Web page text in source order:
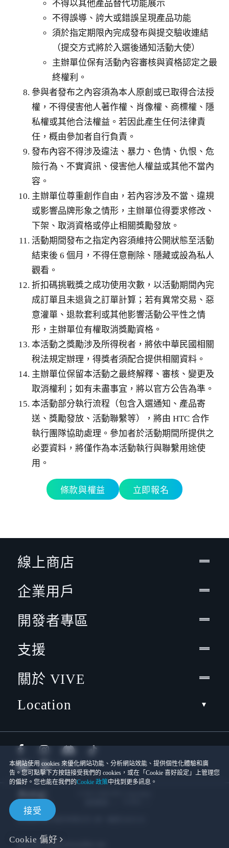
不得以其他產品替代功能展示
不得誤導、誇大或錯誤呈現產品功能
須於指定期限內完成發布與提交驗收連結
（提交方式將於入選後通知活動大使）
主辦單位保有活動內容審核與資格認定之最
終權利。
參與者發布之內容須為本人原創或已取得合法授
權，不得侵害他人著作權、肖像權、商標權、隱
私權或其他合法權益。若因此產生任何法律責
任，概由參加者自行負責。
發布內容不得涉及違法、暴力、色情、仇恨、危
險行為、不實資訊、侵害他人權益或其他不當內
容。
主辦單位尊重創作自由，若內容涉及不當、違規
或影響品牌形象之情形，主辦單位得要求修改、
下架、取消資格或停止相關獎勵發放。
活動期間發布之指定內容須維持公開狀態至活動
結束後 6 個月，不得任意刪除、隱藏或設為私人
觀看。
折扣碼挑戰獎之成功使用次數，以活動期間內完
成訂單且未退貨之訂單計算；若有異常交易、惡
意灌單、退款套利或其他影響活動公平性之情
形，主辦單位有權取消獎勵資格。
本活動之獎勵涉及所得稅者，將依中華民國相關
稅法規定辦理，得獎者須配合提供相關資料。
主辦單位保留本活動之最終解釋、審核、變更及
取消權利；如有未盡事宜，將以官方公告為準。
本活動部分執行流程（包含入選通知、產品寄
送、獎勵發放、活動聯繫等），將由 HTC 合作
執行團隊協助處理。參加者於活動期間所提供之
必要資料，將僅作為本活動執行與聯繫用途使
用。
條款與權益 立即報名
本網站使用 cookies 來優化網站功能、分析網站效能、提供個性化體驗和廣
告。您可點擊下方按鈕接受我們的 cookies，或在「Cookie 喜好設定」上管理您
的偏好。您也能在我們的Cookie 政策中找到更多訊息。
接受
Cookie 偏好
線上商店
企業用戶
開發者專區
支援
關於 VIVE
Location
宏達國際電子股份有限公司 | 統一編號16003518
隱私聯絡:Global-Privacy@htc.com